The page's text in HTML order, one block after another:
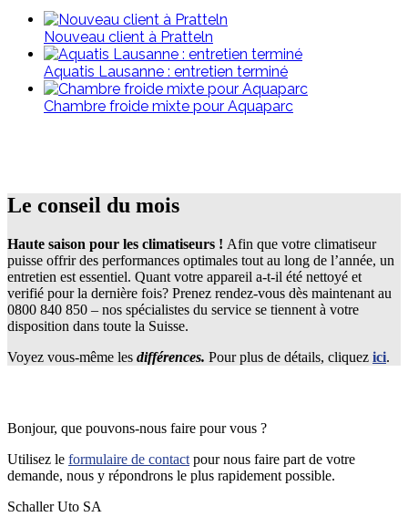
Nouveau client à Pratteln
Aquatis Lausanne : entretien terminé
Chambre froide mixte pour Aquaparc
Le conseil du mois
Haute saison pour les climatiseurs ! Afin que votre climatiseur
puisse offrir des performances optimales tout au long de l’année, un
entretien est essentiel. Quant votre appareil a-t-il été nettoyé et
verifié pour la dernière fois? Prenez rendez-vous dès maintenant au
0800 840 850 – nos spécialistes du service se tiennent à votre
disposition dans toute la Suisse.
Voyez vous-même les différences. Pour plus de détails, cliquez ici.
Bonjour, que pouvons-nous faire pour vous ?
Utilisez le formulaire de contact pour nous faire part de votre
demande, nous y répondrons le plus rapidement possible.
Schaller Uto SA